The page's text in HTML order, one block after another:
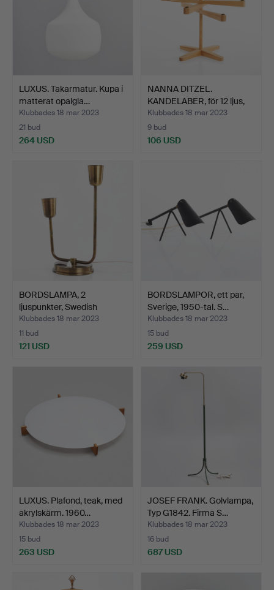
LUXUS. Takarmatur. Kupa i
matterat opalgla…
Klubbades 18 mar 2023
21 bud
264 USD
NANNA DITZEL.
KANDELABER, för 12 ljus,
Møb…
Klubbades 18 mar 2023
9 bud
106 USD
BORDSLAMPA, 2
ljuspunkter, Swedish
Modern,…
Klubbades 18 mar 2023
11 bud
121 USD
BORDSLAMPOR, ett par,
Sverige, 1950-tal. S…
Klubbades 18 mar 2023
15 bud
259 USD
LUXUS. Plafond, teak, med
akrylskärm. 1960…
Klubbades 18 mar 2023
15 bud
263 USD
JOSEF FRANK. Golvlampa,
Typ G1842. Firma S…
Klubbades 18 mar 2023
16 bud
687 USD